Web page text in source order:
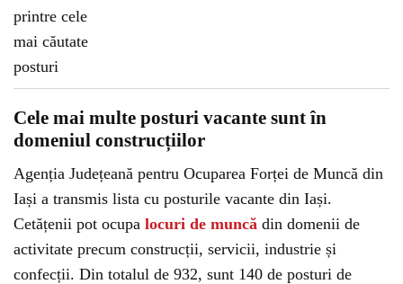
Cele mai multe posturi vacante sunt în
domeniul construcțiilor
Agenția Județeană pentru Ocuparea Forței de Muncă din
Iași a transmis lista cu posturile vacante din Iași.
Cetățenii pot ocupa locuri de muncă din domenii de
activitate precum construcții, servicii, industrie și
confecții. Din totalul de 932, sunt 140 de posturi de